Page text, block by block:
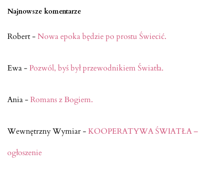
Najnowsze komentarze
Robert-Nowa epoka będzie po prostu Świecić.
Ewa-Pozwól, byś był przewodnikiem Światła.
Ania-Romans z Bogiem.
Wewnętrzny Wymiar-KOOPERATYWA ŚWIATŁA –
ogłoszenie